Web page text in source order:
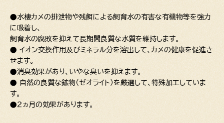
●水棲カメの排泄物や残餌による飼育水の有害な有機物等を強力
に吸着し、
飼育水の腐敗を抑えて長期間良質な水質を維持します。
● イオン交換作用及びミネラル分を溶出して、カメの健康を促進さ
せます。
●消臭効果があり、いやな臭いを抑えます。
● 自然の良質な鉱物（ゼオライト）を厳選して、特殊加工していま
す。
●２ヵ月の効果があります。